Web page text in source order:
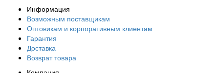
Информация
Возможным поставщикам
Оптовикам и корпоративным клиентам
Гарантия
Доставка
Возврат товара